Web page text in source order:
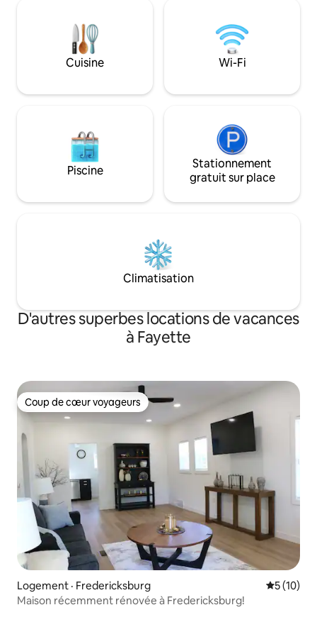
salon, d'une salle à manger, d'une cuisine
complète, d'une salle de bain avec
baignoire/douche, d'une buanderie et
d'une chambre au niveau principal avec
INTERDICTION DE FUMER S'IL VOUS
ralentirez et
Promenez-vous
vous des amis
les chatons de la
ferme.
Cuisine Wi-Fi
Piscine
Stationnement
gratuit sur place
Climatisation
D'autres superbes locations de vacances
à Fayette
Coup de cœur voyageurs
Coup de cœur voyageurs
Logement · Fredericksburg Note
5 (10)
Maison récemment rénovée à Fredericksburg!